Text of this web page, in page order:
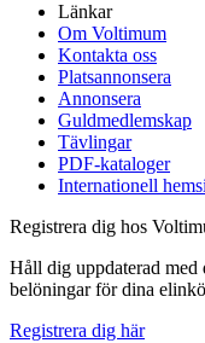
Länkar
Om Voltimum
Kontakta oss
Platsannonsera
Annonsera
Guldmedlemskap
Tävlingar
PDF-kataloger
Internationell
Registrera dig hos
Håll dig uppdaterad med
belöningar för dina
Registrera dig här